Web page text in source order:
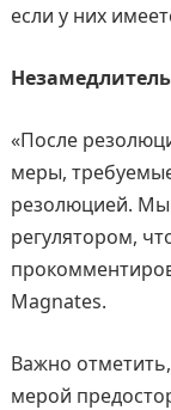
если у них
«После
меры,
резолюцией. Мы
регулятором,
Magnates.
Важно
мерой